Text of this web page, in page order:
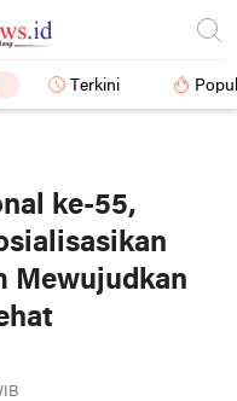
Terkini
ke-55,
Mewujudkan